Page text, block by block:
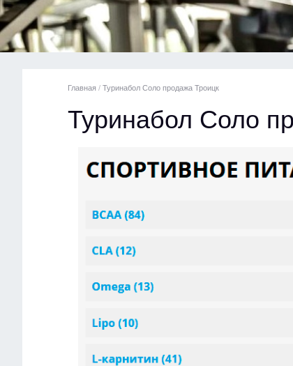
Главная / Туринабол Соло продажа Троицк
Туринабол Соло